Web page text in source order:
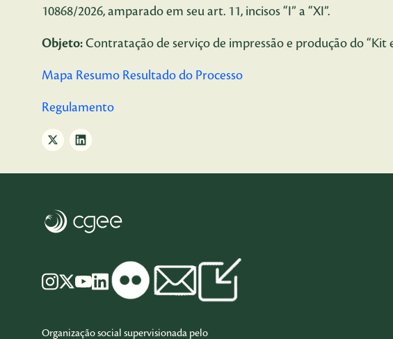
10868/2026, amparado em seu art. 11, incisos “I” a “XI”.
Objeto: Contratação de serviço de impressão e produção do
Mapa Resumo Resultado do Processo
Regulamento
Organização social supervisionada pelo